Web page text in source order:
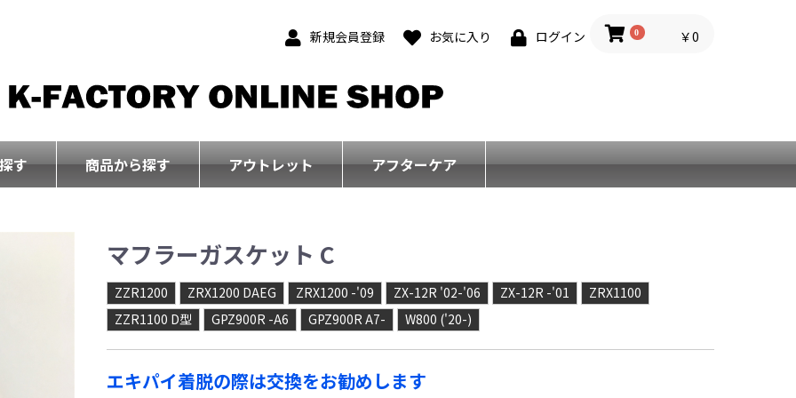
新規会員登録 お気に入り ログイン 0 ￥0
す 商品から探す アウトレット アフターケア
マフラーガスケット C
ZZR1200 ZRX1200 DAEG ZRX1200 -'09 ZX-12R '02-'06 ZX-12R -'01
ZRX1100
ZZR1100 D型
GPZ900R -A6 GPZ900R A7- W800 ('20-)
エキパイ着脱の際は交換をお勧めします